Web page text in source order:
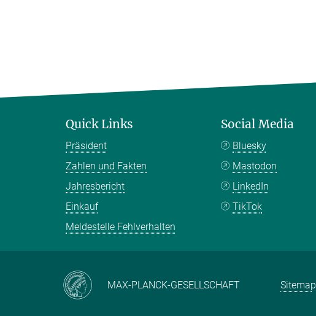
Quick Links
Präsident
Zahlen und Fakten
Jahresbericht
Einkauf
Meldestelle Fehlverhalten
Social Media
Bluesky
Mastodon
LinkedIn
TikTok
MAX-PLANCK-GESELLSCHAFT Sitemap